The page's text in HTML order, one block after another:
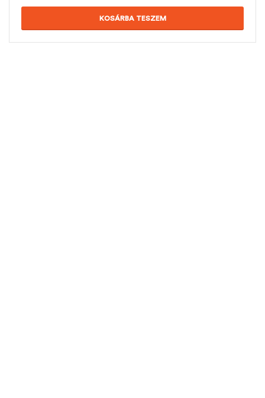
KOSÁRBA TESZEM